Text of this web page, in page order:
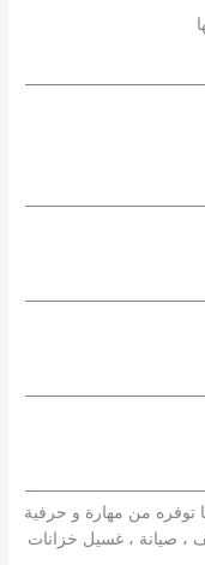
توفره من مهارة و حرفية
، صيانة ، غسيل خزانات